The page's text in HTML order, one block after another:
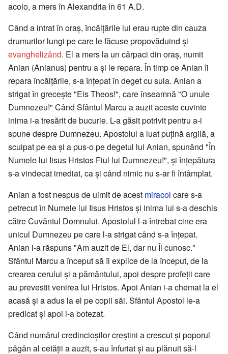
acolo, a mers în Alexandria în 61 A.D.
Când a intrat în oraș, încălțările lui erau rupte din cauza
drumurilor lungi pe care le făcuse propovăduind și
evanghelizând. El a mers la un cârpaci din oraș, numit
Anian (Anianus) pentru a și le repara. În timp ce Anian îi
repara încălțările, s-a înțepat în deget cu sula. Anian a
strigat în grecește "Eis Theos!", care înseamnă "O unule
Dumnezeu!" Când Sfântul Marcu a auzit aceste cuvinte
inima i-a tresărit de bucurie. L-a găsit potrivit pentru a-i
spune despre Dumnezeu. Apostolul a luat puțină argilă, a
scuipat pe ea și a pus-o pe degetul lui Anian, spunând "În
Numele lui Iisus Hristos Fiul lui Dumnezeu!", și înțepătura
s-a vindecat imediat, ca și când nimic nu s-ar fi întâmplat.
Anian a fost nespus de uimit de acest miracol care s-a
petrecut în Numele lui Iisus Hristos și inima lui s-a deschis
către Cuvântul Domnului. Apostolul l-a întrebat cine era
unicul Dumnezeu pe care l-a strigat când s-a înțepat.
Anian i-a răspuns "Am auzit de El, dar nu Îl cunosc."
Sfântul Marcu a început să îi explice de la început, de la
crearea cerului și a pământului, apoi despre profeții care
au prevestit venirea lui Hristos. Apoi Anian i-a chemat la el
acasă și a adus la el pe copii săi. Sfântul Apostol le-a
predicat și apoi i-a botezat.
Când numărul credincioșilor creștini a crescut și poporul
păgân al cetății a auzit, s-au înfuriat și au plănuit să-l